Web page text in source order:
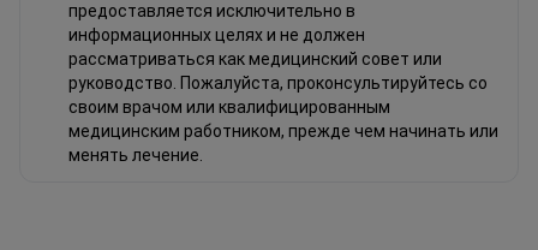
предоставляется исключительно в
информационных целях и не должен
рассматриваться как медицинский совет или
руководство. Пожалуйста, проконсультируйтесь со
своим врачом или квалифицированным
медицинским работником, прежде чем начинать или
менять лечение.